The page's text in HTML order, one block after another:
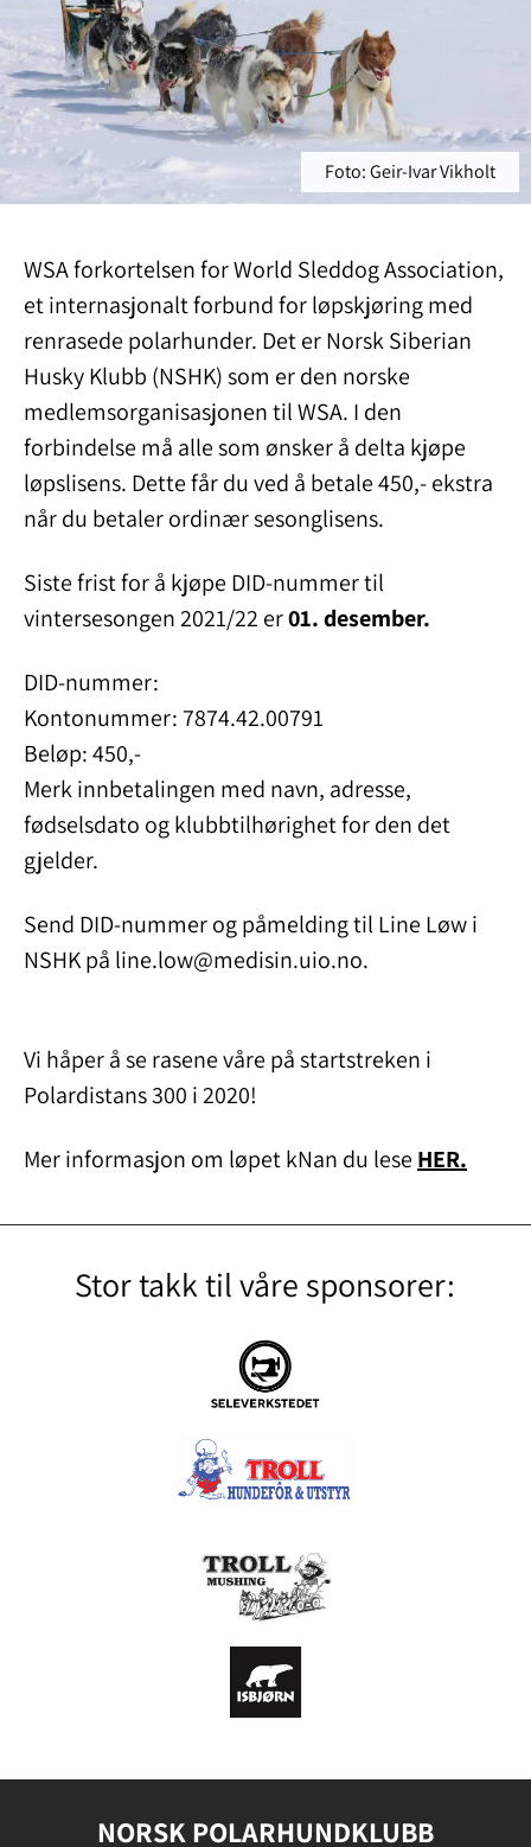
Foto: Geir-Ivar Vikholt
WSA forkortelsen for World Sleddog Association,
et internasjonalt forbund for løpskjøring med
renrasede polarhunder. Det er Norsk Siberian
Husky Klubb (NSHK) som er den norske
medlemsorganisasjonen til WSA. I den
forbindelse må alle som ønsker å delta kjøpe
løpslisens. Dette får du ved å betale 450,- ekstra
når du betaler ordinær sesonglisens.
Siste frist for å kjøpe DID-nummer til
vintersesongen 2021/22 er01. desember.
DID-nummer:
Kontonummer: 7874.42.00791
Beløp: 450,-
Merk innbetalingen med navn, adresse,
fødselsdato og klubbtilhørighet for den det
gjelder.
Send DID-nummer og påmelding til Line Løw i
NSHK på line.low@medisin.uio.no.
Vi håper å se rasene våre på startstreken i
Polardistans 300 i 2020!
Mer informasjon om løpet kNan du lese HER.
Stor takk til våre sponsorer:
NORSK POLARHUNDKLUBB